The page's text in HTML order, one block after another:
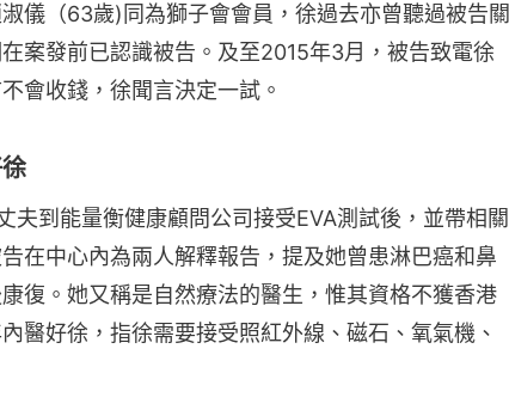
儀（63歲)同為獅子會會員，徐過去亦曾聽過被告關
案發前已認識被告。及至2015年3月，被告致電徐
會收錢，徐聞言決定一試。
夫到能量衡健康顧問公司接受EVA測試後，並帶相關
在中心內為兩人解釋報告，提及她曾患淋巴癌和鼻
復。她又稱是自然療法的醫生，惟其資格不獲香港
醫好徐，指徐需要接受照紅外線、磁石、氧氣機、